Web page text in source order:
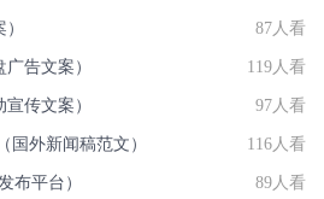
87人看
告文案） 119人看
传文案） 97人看
国外新闻稿范文） 116人看
布平台） 89人看